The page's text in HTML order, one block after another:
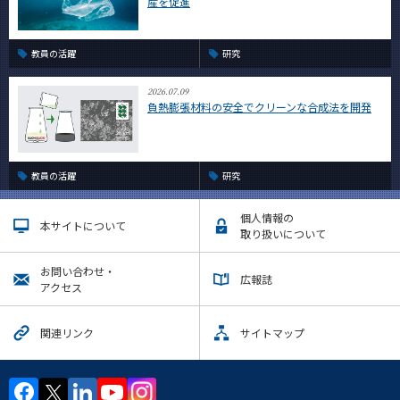
教員の活躍 研究
2026.07.09
負熱膨張材料の安全でクリーンな合成法を開発
教員の活躍 研究
本サイトについて
個人情報の
取り扱いについて
お問い合わせ・
アクセス
広報誌
関連リンク サイトマップ